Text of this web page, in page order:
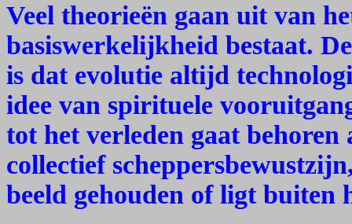
Veel theorieën gaan uit van
basiswerkelijkheid bestaat.
is dat evolutie altijd
idee van spirituele
tot het verleden gaat behoren
collectief
beeld gehouden of ligt buiten